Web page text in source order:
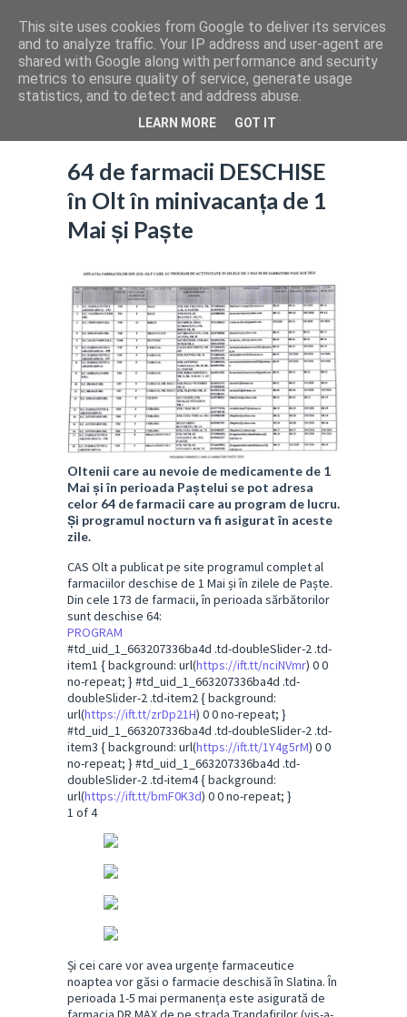
64 de farmacii DESCHISE
în Olt în minivacanța de 1
Mai și Paște
Oltenii care au nevoie de medicamente de 1
Mai și în perioada Paștelui se pot adresa
celor 64 de farmacii care au program de lucru.
Și programul nocturn va fi asigurat în aceste
zile.
CAS Olt a publicat pe site programul complet al
farmaciilor deschise de 1 Mai și în zilele de Paște.
Din cele 173 de farmacii, în perioada sărbătorilor
sunt deschise 64:
PROGRAM
#td_uid_1_663207336ba4d .td-doubleSlider-2 .td-
item1 { background: url(https://ift.tt/nciNVmr) 0 0
no-repeat; } #td_uid_1_663207336ba4d .td-
doubleSlider-2 .td-item2 { background:
url(https://ift.tt/zrDp21H) 0 0 no-repeat; }
#td_uid_1_663207336ba4d .td-doubleSlider-2 .td-
item3 { background: url(https://ift.tt/1Y4g5rM) 0 0
no-repeat; } #td_uid_1_663207336ba4d .td-
doubleSlider-2 .td-item4 { background:
url(https://ift.tt/bmF0K3d) 0 0 no-repeat; }
1 of 4
Și cei care vor avea urgențe farmaceutice
noaptea vor găsi o farmacie deschisă în Slatina. În
perioada 1-5 mai permanența este asigurată de
This site uses cookies from Google to deliver its services
and to analyze traffic. Your IP address and user-agent are
shared with Google along with performance and security
metrics to ensure quality of service, generate usage
statistics, and to detect and address abuse.
LEARN MORE GOT IT